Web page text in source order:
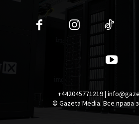
+442045771219 |
© Gazeta Media. Все права